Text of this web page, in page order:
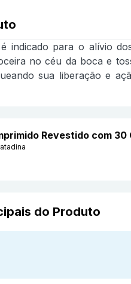
indicado para o alívio
no céu da boca e
sua liberação e
Revestido com 30
do Produto